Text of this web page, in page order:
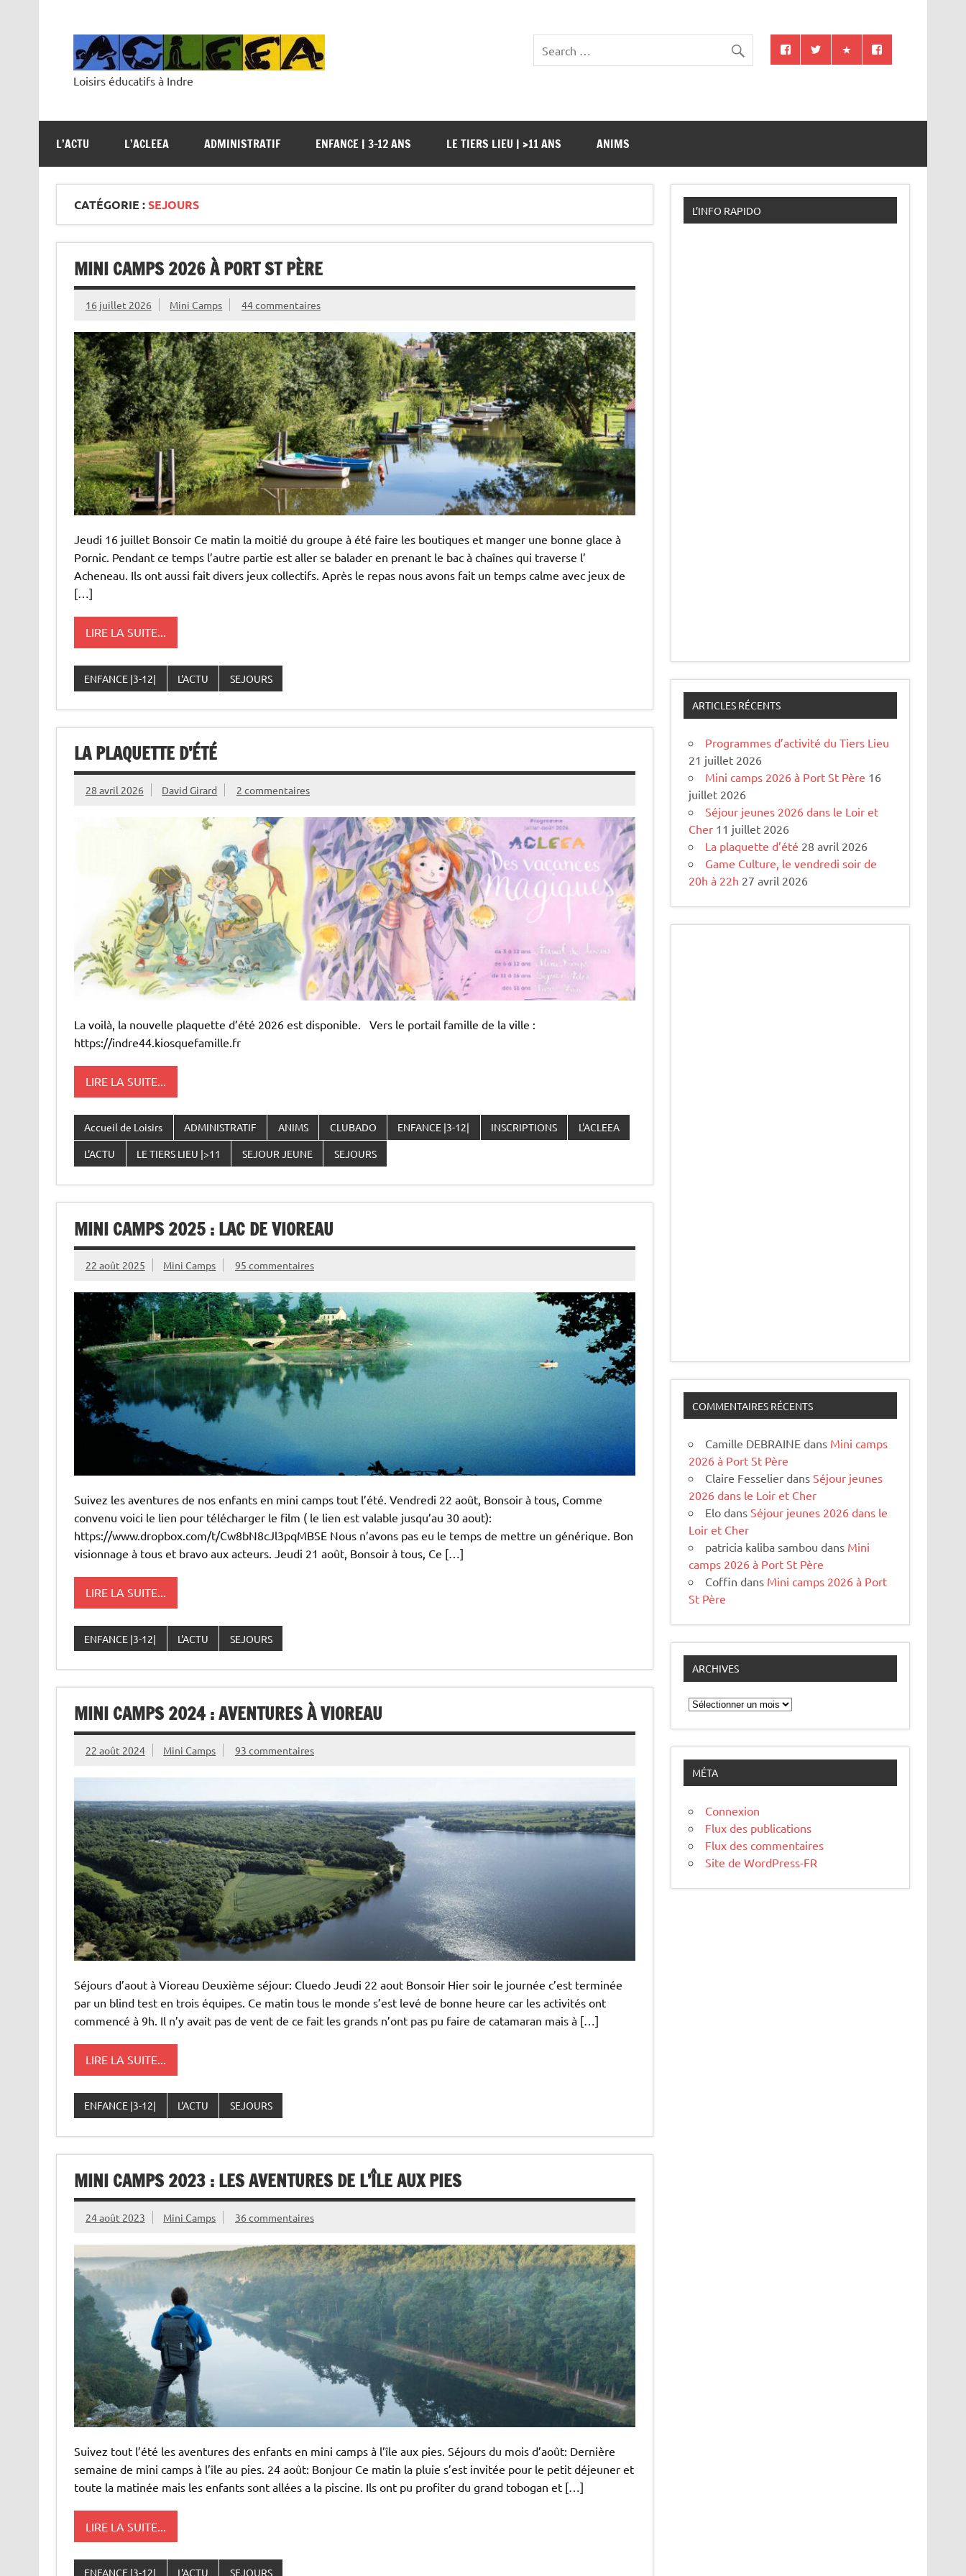
Loisirs éducatifs à Indre
L’ACTU L’ACLEEA ADMINISTRATIF ENFANCE | 3-12 ANS LE TIERS LIEU | >11 ANS ANIMS
CATÉGORIE :SEJOURS
MINI CAMPS 2026 À PORT ST PÈRE
16 juillet 2026 Mini Camps 44 commentaires
Jeudi 16 juillet Bonsoir Ce matin la moitié du groupe à été faire les boutiques et manger une bonne glace à
Pornic. Pendant ce temps l’autre partie est aller se balader en prenant le bac à chaînes qui traverse l’
Acheneau. Ils ont aussi fait divers jeux collectifs. Après le repas nous avons fait un temps calme avec jeux de
[…]
LIRE LA SUITE...
ENFANCE |3-12| L'ACTU SEJOURS
LA PLAQUETTE D’ÉTÉ
28 avril 2026 David Girard 2 commentaires
La voilà, la nouvelle plaquette d’été 2026 est disponible. Vers le portail famille de la ville :
https://indre44.kiosquefamille.fr
LIRE LA SUITE...
Accueil de Loisirs ADMINISTRATIF ANIMS CLUBADO ENFANCE |3-12| INSCRIPTIONS L'ACLEEA
L'ACTU LE TIERS LIEU |>11 SEJOUR JEUNE SEJOURS
MINI CAMPS 2025 : LAC DE VIOREAU
22 août 2025 Mini Camps 95 commentaires
Suivez les aventures de nos enfants en mini camps tout l’été. Vendredi 22 août, Bonsoir à tous, Comme
convenu voici le lien pour télécharger le film ( le lien est valable jusqu’au 30 aout):
https://www.dropbox.com/t/Cw8bN8cJl3pqMBSE Nous n’avons pas eu le temps de mettre un générique. Bon
visionnage à tous et bravo aux acteurs. Jeudi 21 août, Bonsoir à tous, Ce […]
LIRE LA SUITE...
ENFANCE |3-12| L'ACTU SEJOURS
MINI CAMPS 2024 : AVENTURES À VIOREAU
22 août 2024 Mini Camps 93 commentaires
Séjours d’aout à Vioreau Deuxième séjour: Cluedo Jeudi 22 aout Bonsoir Hier soir le journée c’est terminée
par un blind test en trois équipes. Ce matin tous le monde s’est levé de bonne heure car les activités ont
commencé à 9h. Il n’y avait pas de vent de ce fait les grands n’ont pas pu faire de catamaran mais à […]
LIRE LA SUITE...
ENFANCE |3-12| L'ACTU SEJOURS
MINI CAMPS 2023 : LES AVENTURES DE L’ÎLE AUX PIES
24 août 2023 Mini Camps 36 commentaires
Suivez tout l’été les aventures des enfants en mini camps à l’île aux pies. Séjours du mois d’août: Dernière
semaine de mini camps à l’île au pies. 24 août: Bonjour Ce matin la pluie s’est invitée pour le petit déjeuner et
toute la matinée mais les enfants sont allées a la piscine. Ils ont pu profiter du grand tobogan et […]
LIRE LA SUITE...
ENFANCE |3-12| L'ACTU SEJOURS
L’INFO RAPIDO
ARTICLES RÉCENTS
Programmes d’activité du Tiers Lieu
21 juillet 2026
Mini camps 2026 à Port St Père 16
juillet 2026
Séjour jeunes 2026 dans le Loir et
Cher 11 juillet 2026
La plaquette d’été 28 avril 2026
Game Culture, le vendredi soir de
20h à 22h 27 avril 2026
COMMENTAIRES RÉCENTS
Camille DEBRAINE dans Mini camps
2026 à Port St Père
Claire Fesselier dansSéjour jeunes
2026 dans le Loir et Cher
Elo dansSéjour jeunes 2026 dans le
Loir et Cher
patricia kaliba sambou dans Mini
camps 2026 à Port St Père
Coffin dans Mini camps 2026 à Port
St Père
ARCHIVES
Archives
MÉTA
Connexion
Flux des publications
Flux des commentaires
Site de WordPress-FR